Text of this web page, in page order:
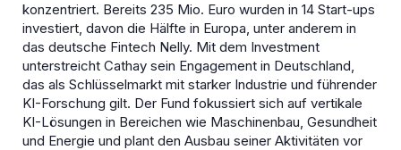
konzentriert. Bereits 235 Mio. Euro wurden in 14 Start-ups
investiert, davon die Hälfte in Europa, unter anderem in
das deutsche Fintech Nelly. Mit dem Investment
unterstreicht Cathay sein Engagement in Deutschland,
das als Schlüsselmarkt mit starker Industrie und führender
KI-Forschung gilt. Der Fund fokussiert sich auf vertikale
KI-Lösungen in Bereichen wie Maschinenbau, Gesundheit
und Energie und plant den Ausbau seiner Aktivitäten vor